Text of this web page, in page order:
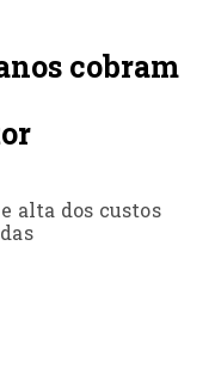
cobram
alta dos custos